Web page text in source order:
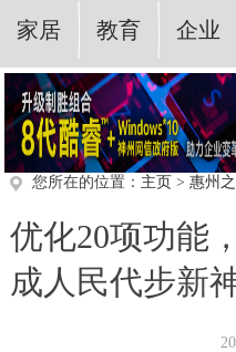
家居 教育 企业
您所在的位置： 主页 > 惠州
优化20项功能
成人民代步新